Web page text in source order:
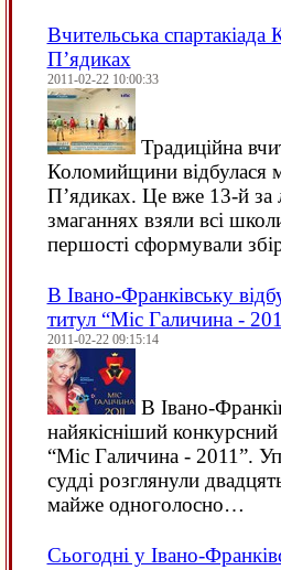
Вчительська
П’ядиках
2011-02-22 10:00:33
Традиційна
Коломийщини відбулася
П’ядиках. Це вже 13-й за
змаганнях взяли всі
першості сформували
В Івано-Франківську
титул “Міс Галичина -
2011-02-22 09:15:14
В Івано-
найякісніший
“Міс Галичина - 2011”.
судді розглянули
майже одноголосно…
Сьогодні у Івано-